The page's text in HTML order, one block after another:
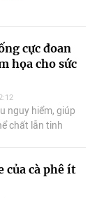
cực đoan
họa cho sức
nguy hiểm, giúp
chất lẫn tinh
của cà phê ít